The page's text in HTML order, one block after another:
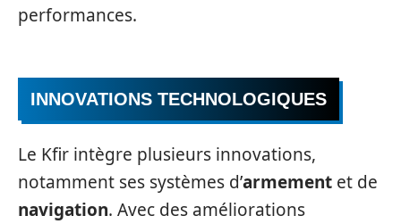
performances.
INNOVATIONS TECHNOLOGIQUES
Le Kfir intègre plusieurs innovations,
notamment ses systèmes d’armement et de
navigation. Avec des améliorations